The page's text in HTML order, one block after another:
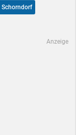
Schorndorf
Anzeige